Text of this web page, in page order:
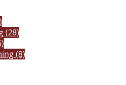
(28)
(8)